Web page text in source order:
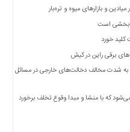
و بازارهای میوه و تره‌بار
است
خورد
برقی راین در کیش
شدت مخالف دخالت‌های خارجی در مسائل
که با منشا و مبدا وقوع تخلف برخورد